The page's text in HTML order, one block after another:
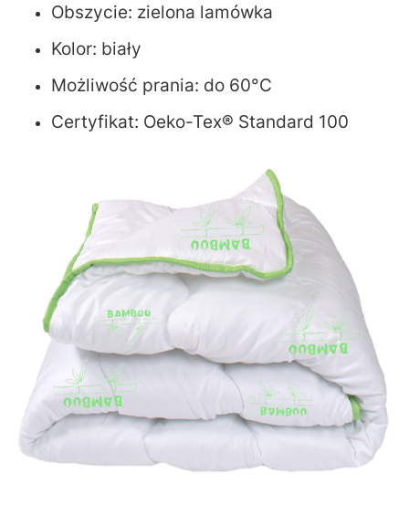
Obszycie: zielona lamówka
Kolor: biały
Możliwość prania: do 60°C
Certyfikat: Oeko-Tex® Standard 100